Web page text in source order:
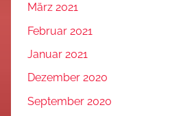
März 2021
Februar 2021
Januar 2021
Dezember 2020
September 2020